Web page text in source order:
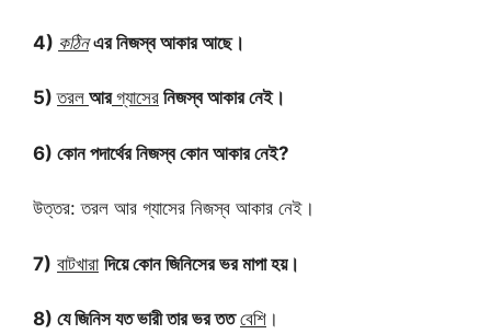
4) কঠিনএর নিজস্ব আকার আছে।
5)তরল আর গ্যাসের নিজস্ব আকার নেই।
6) কোন পদার্থের নিজস্ব কোন আকার নেই?
উত্তর: তরল আর গ্যাসের নিজস্ব আকার নেই।
7) বাটখারা দিয়ে কোন জিনিসের ভর মাপা হয়।
8) যে জিনিস যত ভারী তার ভর তত বেশি ।